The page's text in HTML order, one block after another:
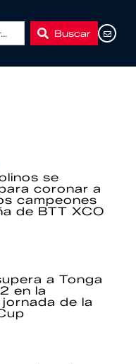
Buscar
se
coronar a
campeones
de BTT XCO
a Tonga
en la
de la